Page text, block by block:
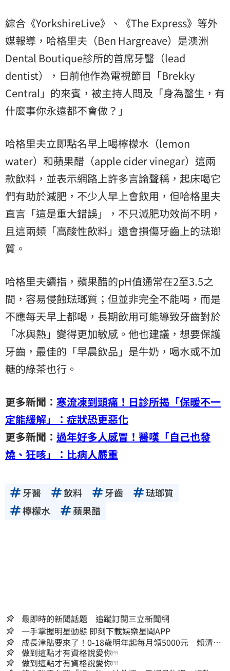
綜合《YorkshireLive》、《The Express》等外
媒報導，哈格里夫（Ben Hargreave）是澳洲
Dental Boutique診所的首席牙醫（lead
dentist），日前他作為電視節目「Brekky
Central」的來賓，被主持人問及「身為醫生，有
什麼事你永遠都不會做？」
哈格里夫立即點名早上喝檸檬水（lemon
water）和蘋果醋（apple cider vinegar）這兩
款飲料，並表示網路上許多言論聲稱，起床喝它
們有助於減肥，不少人早上會飲用，但哈格里夫
直言「這是重大錯誤」，不只減肥功效尚不明，
且這兩類「高酸性飲料」還會損傷牙齒上的琺瑯
質。
哈格里夫續指，蘋果醋的pH值通常在2至3.5之
間，容易侵蝕琺瑯質；但並非完全不能喝，而是
不應每天早上都喝，長期飲用可能導致牙齒對於
「冰與熱」變得更加敏感。他也建議，想要保護
牙齒，最佳的「早晨飲品」是牛奶，喝水或不加
糖的綠茶也行。
更多新聞： 寒流凍到頭痛！日診所揭「保暖不一
定能緩解」：症狀恐更惡化
更多新聞： 過年好多人感冒！醫嘆「自己也發
燒、狂咳」：比病人嚴重
牙醫 飲料 牙齒
琺瑯質
檸檬水
蘋果醋
最即時的新聞話題 追蹤訂閱三立新聞網
一手掌握明星動態 即刻下載娛樂星聞APP
成長津貼要來了！0-18歲明年起每月領5000元 賴清
德：此時不生更待何時
做到這點才有資格說愛你PR
做到這點才有資格說愛你PR